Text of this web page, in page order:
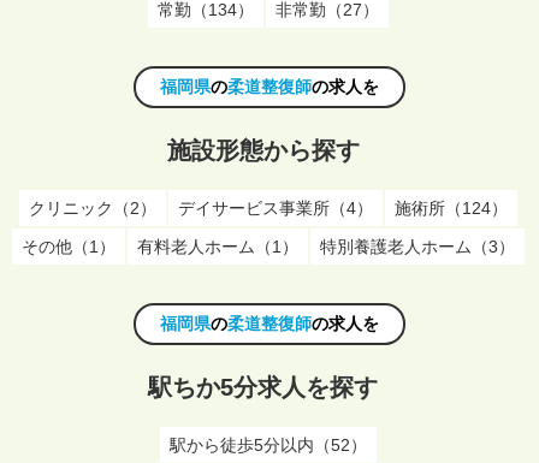
常勤（134） 非常勤（27）
福岡県の柔道整復師の求人を
施設形態から探す
クリニック（2） デイサービス事業所（4）
施術所（124）
その他（1）
有料老人ホーム（1） 特別養護老人ホーム（3）
福岡県の柔道整復師の求人を
駅ちか5分求人を探す
駅から徒歩5分以内（52）